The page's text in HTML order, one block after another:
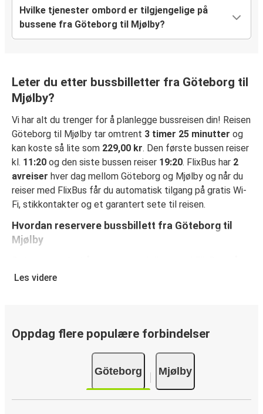
Hvilke tjenester ombord er tilgjengelige på
bussene fra Göteborg til Mjølby?
Leter du etter bussbilletter fra Göteborg til
Mjølby?
Vi har alt du trenger for å planlegge bussreisen din! Reisen
Göteborg til Mjølby tar omtrent 3 timer 25 minutter og
kan koste så lite som 229,00 kr. Den første bussen reiser
kl. 11:20 og den siste bussen reiser 19:20. FlixBus har 2
avreiser hver dag mellom Göteborg og Mjølby og når du
reiser med FlixBus får du automatisk tilgang på gratis Wi-
Fi, stikkontakter og et garantert sete til reisen.
Hvordan reservere bussbillett fra Göteborg til
Mjølby
denne nettsiden eller på den kostnadsfrie appen FlixBus
debetkort, kredittkort
Les videre
Oppdag flere populære forbindelser
Göteborg Mjølby